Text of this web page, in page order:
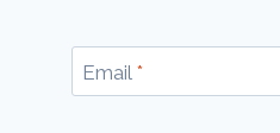
Email *